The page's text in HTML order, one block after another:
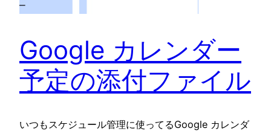
Google カレンダー
予定の添付ファイル
いつもスケジュール管理に使ってるGoogle カレンダ